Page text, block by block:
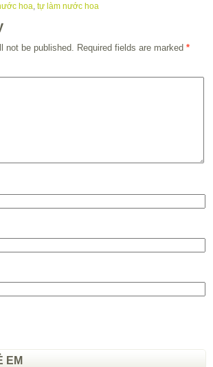
hoa tự làm nước hoa
not be published. Required fields are marked *
EM